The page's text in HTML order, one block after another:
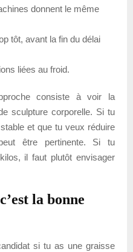
donnent le même
tôt, avant la fin du délai
liées au froid.
consiste à voir la
sculpture corporelle. Si tu
et que tu veux réduire
être pertinente. Si tu
il faut plutôt envisager
la bonne
si tu as une graisse